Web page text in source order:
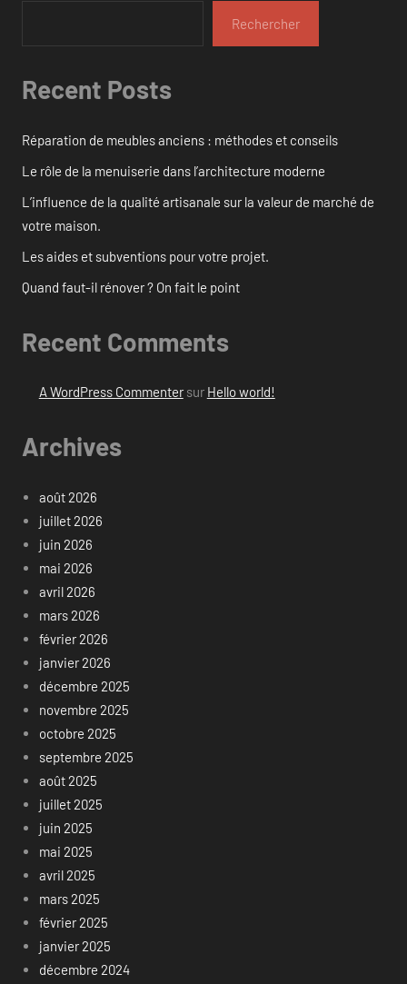
Rechercher
Recent Posts
Réparation de meubles anciens : méthodes et conseils
Le rôle de la menuiserie dans l’architecture moderne
L’influence de la qualité artisanale sur la valeur de marché de
votre maison.
Les aides et subventions pour votre projet.
Quand faut-il rénover ? On fait le point
Recent Comments
A WordPress Commentersur Hello world!
Archives
août 2026
juillet 2026
juin 2026
mai 2026
avril 2026
mars 2026
février 2026
janvier 2026
décembre 2025
novembre 2025
octobre 2025
septembre 2025
août 2025
juillet 2025
juin 2025
mai 2025
avril 2025
mars 2025
février 2025
janvier 2025
décembre 2024